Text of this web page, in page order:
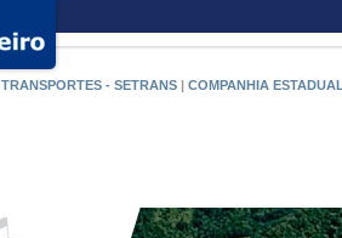
- SETRANS | COMPANHIA